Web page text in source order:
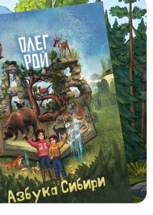
купить
кораблях-ледоколах,
нигде в мире. Вернувшись
поделиться тем, что
нашей необъятной и
купить
Ваня и собака Лайка - вместе
проведут читателей по всем
Дальнего Востока. В конце
которое поможет
иллюстрации Ольги
лучше передают красоту
севера.